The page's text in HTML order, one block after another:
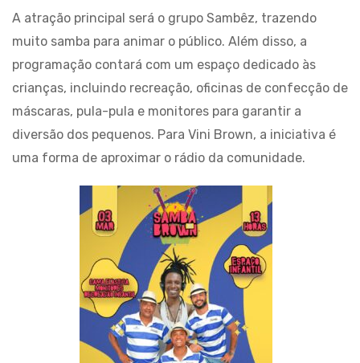
A atração principal será o grupo Sambêz, trazendo
muito samba para animar o público. Além disso, a
programação contará com um espaço dedicado às
crianças, incluindo recreação, oficinas de confecção de
máscaras, pula-pula e monitores para garantir a
diversão dos pequenos. Para Vini Brown, a iniciativa é
uma forma de aproximar o rádio da comunidade.